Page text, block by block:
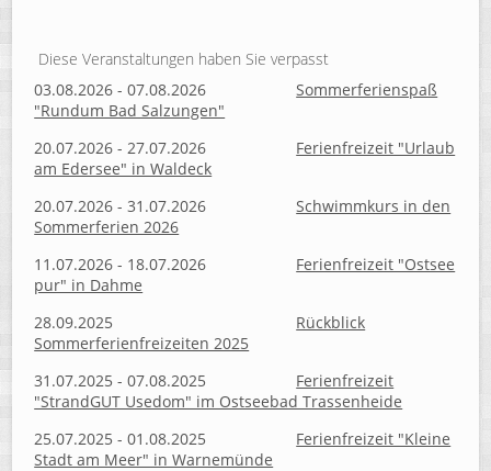
Diese Veranstaltungen haben Sie verpasst
03.08.2026 - 07.08.2026
Sommerferienspaß
"Rundum Bad Salzungen"
20.07.2026 - 27.07.2026
Ferienfreizeit "Urlaub
am Edersee" in Waldeck
20.07.2026 - 31.07.2026
Schwimmkurs in den
Sommerferien 2026
11.07.2026 - 18.07.2026
Ferienfreizeit "Ostsee
pur" in Dahme
28.09.2025
Rückblick
Sommerferienfreizeiten 2025
31.07.2025 - 07.08.2025
Ferienfreizeit
"StrandGUT Usedom" im Ostseebad Trassenheide
25.07.2025 - 01.08.2025
Ferienfreizeit "Kleine
Stadt am Meer" in Warnemünde